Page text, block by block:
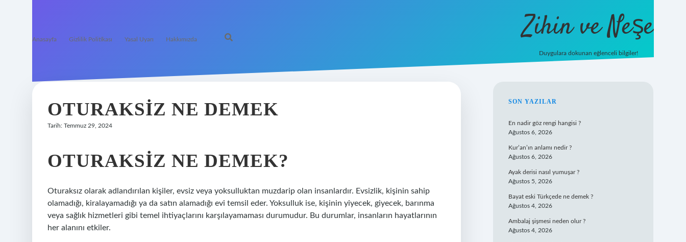
Anasayfa Gizlilik Politikası Yasal Uyarı Hakkımızda Zihin ve Neşe
Duygulara dokunan eğlenceli bilgiler!
OTURAKSIZ NE DEMEK
Tarih: Temmuz 29, 2024
OTURAKSIZ NE DEMEK?
Oturaksız olarak adlandırılan kişiler, evsiz veya yoksulluktan muzdarip olan insanlardır. Evsizlik, kişinin sahip
olamadığı, kiralayamadığı ya da satın alamadığı evi temsil eder. Yoksulluk ise, kişinin yiyecek, giyecek, barınma
veya sağlık hizmetleri gibi temel ihtiyaçlarını karşılayamaması durumudur. Bu durumlar, insanların hayatlarının
her alanını etkiler.
SIDEBAR
SON YAZILAR
En nadir göz rengi hangisi ?
Ağustos 6, 2026
Kur’an’ın anlamı nedir ?
Ağustos 6, 2026
Ayak derisi nasıl yumuşar ?
Ağustos 5, 2026
Bayat eski Türkçede ne demek ?
Ağustos 4, 2026
Ambalaj şişmesi neden olur ?
Ağustos 4, 2026